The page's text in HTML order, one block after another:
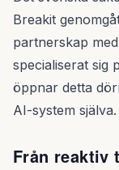
Breakit
partnerskap
specialiserat sig
öppnar detta
AI-system själva.
Från reaktiv